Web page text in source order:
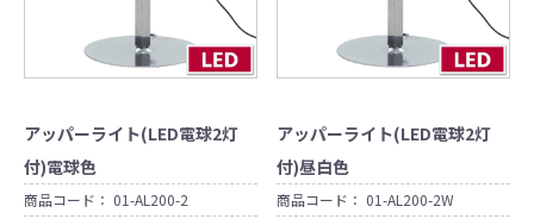
アッパーライト(LED電球2灯
付)電球色
商品コード： 01-AL200-2
アッパーライト(LED電球2灯
付)昼白色
商品コード： 01-AL200-2W